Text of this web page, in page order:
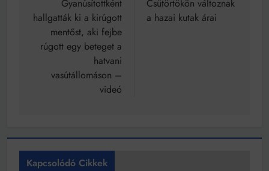
navigáció
Gyanúsítottként
hallgatták ki a kirúgott
mentőst, aki fejbe
rúgott egy beteget a
hatvani
vasútállomáson –
videó
Csütörtökön változnak
a hazai kutak árai
Kapcsolódó Cikkek